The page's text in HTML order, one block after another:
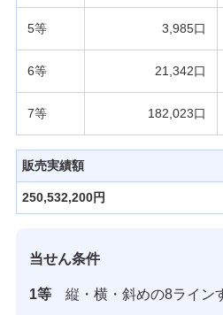
5等 3,985口
6等 21,342口
7等 182,023口
販売実績額
250,532,200円
当せん条件
1等 縦・横・斜めの8ライン